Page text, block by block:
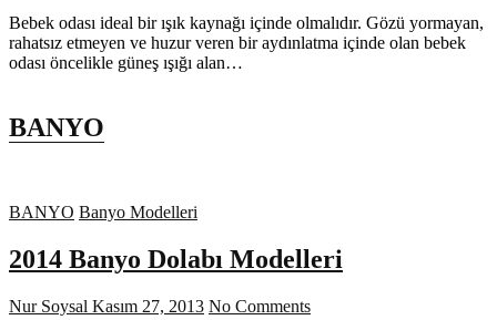
Bebek odası ideal bir ışık kaynağı içinde olmalıdır. Gözü yormayan,
rahatsız etmeyen ve huzur veren bir aydınlatma içinde olan bebek
odası öncelikle güneş ışığı alan…
BANYO
BANYO Banyo Modelleri
2014 Banyo Dolabı Modelleri
Nur Soysal Kasım 27, 2013 No Comments